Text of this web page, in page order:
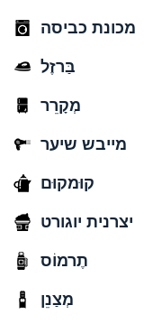
מכונת כביסה
בַּרזֶל
מְקָרֵר
מייבש שיער
קוּמקוּם
יצרנית יוגורט
תֶרמוֹס
מְצַנֵן